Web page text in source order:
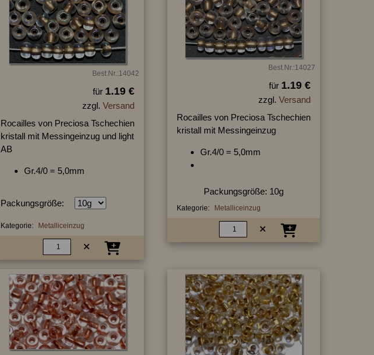
Best.Nr.:14042
für 1.19 €
zzgl. Versand
Rocailles von Preciosa Tschechien
kristall mit Messingeinzug und light
AB
Gr.4/0 = 5,0mm
Packungsgröße:
Kategorie: Metalliceinzug
Best.Nr.:14027
für 1.19 €
zzgl. Versand
Rocailles von Preciosa Tschechien
kristall mit Messingeinzug
Gr.4/0 = 5,0mm
Packungsgröße: 10g
Kategorie: Metalliceinzug